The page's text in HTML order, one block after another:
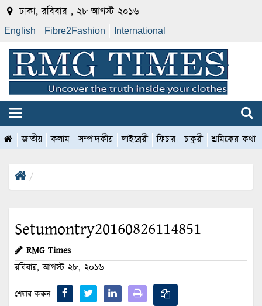
ঢাকা, রবিবার , ২৮ আগস্ট ২০১৬
English Fibre2Fashion International
জাতীয় কলাম সম্পাদকীয় লাইব্রেরী ফিচার চাকুরী শ্রমিকের কথা
Setumontry20160826114851
RMG Times
রবিবার, আগস্ট ২৮, ২০১৬
শেয়ার করুন